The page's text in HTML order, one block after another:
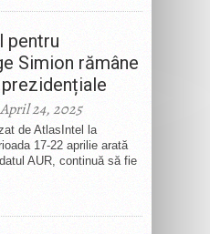
pentru
Simion rămâne
24, 2025
de AtlasIntel la
17-22 aprilie arată
AUR, continuă să fie